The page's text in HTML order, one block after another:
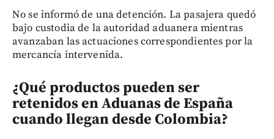
No se informó de una detención. La pasajera quedó
bajo custodia de la autoridad aduanera mientras
avanzaban las actuaciones correspondientes por la
mercancía intervenida.
¿Qué productos pueden ser
retenidos en Aduanas de España
cuando llegan desde Colombia?